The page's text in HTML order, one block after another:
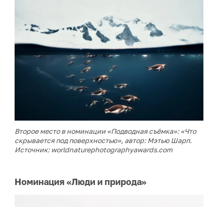
Второе место в номинации «Подводная съёмка»: «Что
скрывается под поверхностью», автор: Мэтью Шарп.
Источник: worldnaturephotographyawards.com
Номинация «Люди и природа»